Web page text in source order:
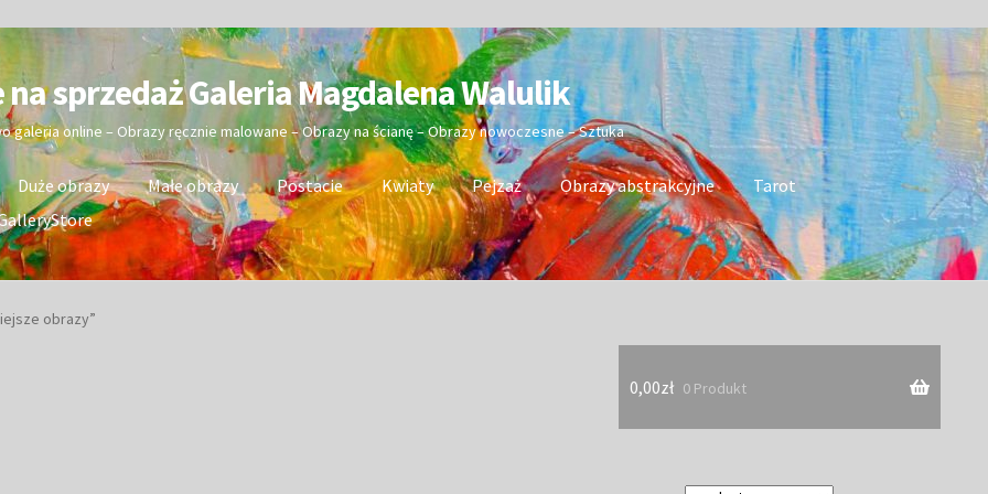
sprzedaż Galeria Magdalena Walulik
galeria online – Obrazy ręcznie malowane – Obrazy na ścianę – Obrazy nowoczesne – Sztuka
Duże obrazy Małe obrazy Postacie Kwiaty Pejzaż Obrazy abstrakcyjne
Tarot
0,00zł 0 Produkt
obrazy”